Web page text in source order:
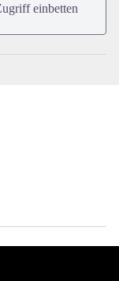
einbetten